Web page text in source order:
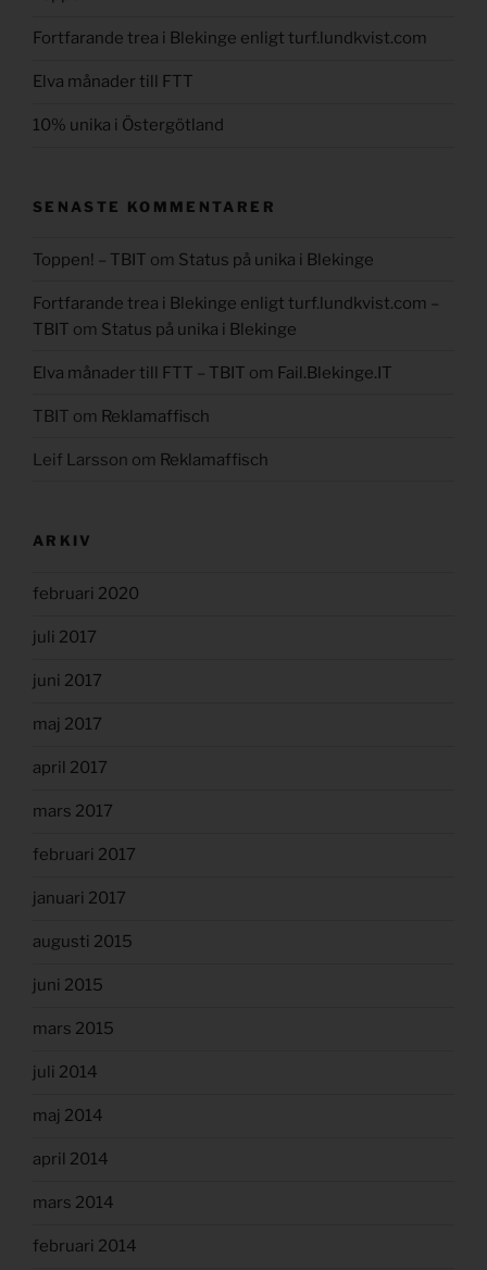
Fortfarande trea i Blekinge enligt turf.lundkvist.com
Elva månader till FTT
10% unika i Östergötland
SENASTE KOMMENTARER
Toppen! – TBIT om Status på unika i Blekinge
Fortfarande trea i Blekinge enligt turf.lundkvist.com –
TBIT om Status på unika i Blekinge
Elva månader till FTT – TBIT om Fail.Blekinge.IT
TBIT om Reklamaffisch
Leif Larsson om Reklamaffisch
ARKIV
februari 2020
juli 2017
juni 2017
maj 2017
april 2017
mars 2017
februari 2017
januari 2017
augusti 2015
juni 2015
mars 2015
juli 2014
maj 2014
april 2014
mars 2014
februari 2014